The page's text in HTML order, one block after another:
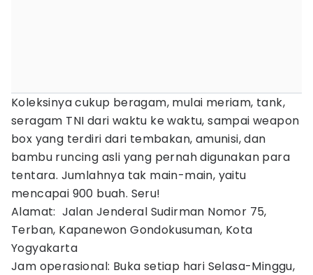
Koleksinya cukup beragam, mulai meriam, tank,
seragam TNI dari waktu ke waktu, sampai weapon
box yang terdiri dari tembakan, amunisi, dan
bambu runcing asli yang pernah digunakan para
tentara. Jumlahnya tak main-main, yaitu
mencapai 900 buah. Seru!
Alamat: Jalan Jenderal Sudirman Nomor 75,
Terban, Kapanewon Gondokusuman, Kota
Yogyakarta
Jam operasional: Buka setiap hari Selasa-Minggu,